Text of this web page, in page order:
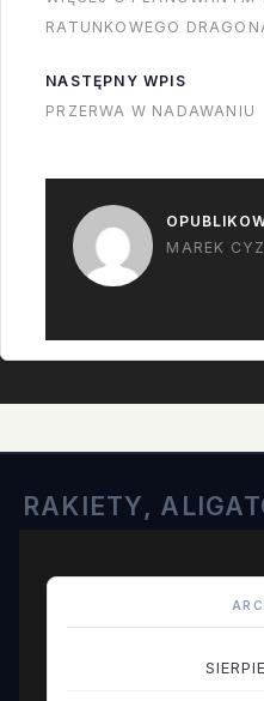
one po orbitach
pomiędzy 300 a 1100
km i przecinają orbitę
ISS co 90 minut.…
RATUNKOWEGO
NASTĘPNY WPIS
PRZERWA W NADAWANIU
MAREK
RAKIETY,